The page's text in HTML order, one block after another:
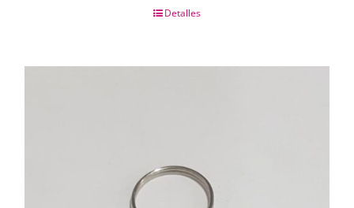
Detalles